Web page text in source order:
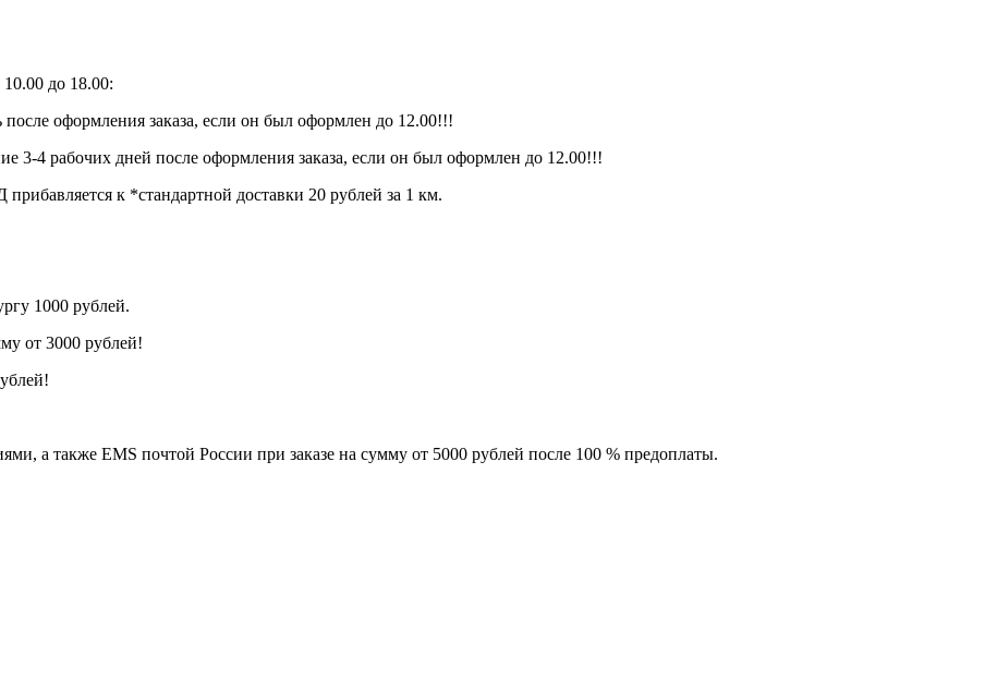
до 18.00:
оформления заказа, если он был оформлен до 12.00!!!
3-4 рабочих дней после оформления заказа, если он был оформлен до 12.00!!!
к *стандартной доставки 20 рублей за 1 км.
1000 рублей.
от 3000 рублей!
а также EMS почтой России при заказе на сумму от 5000 рублей после 100 % предоплаты.